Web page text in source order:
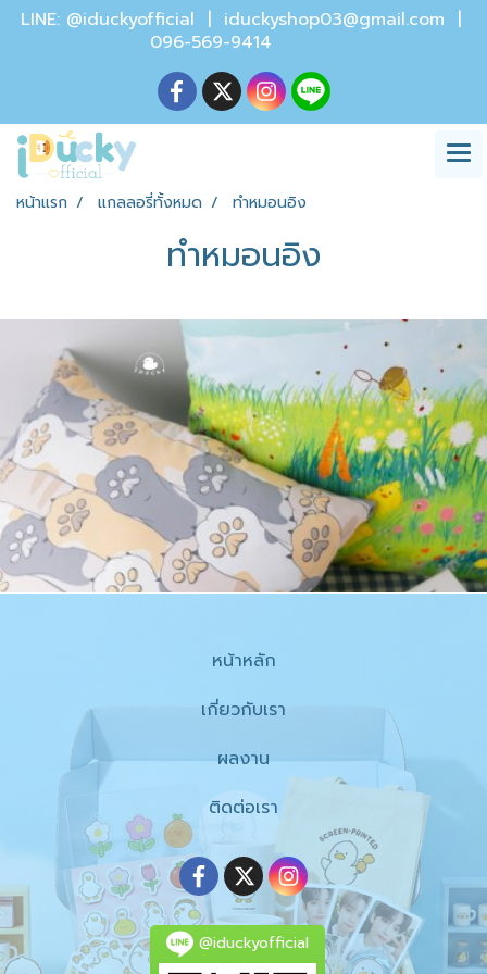
LINE: @iduckyofficial | iduckyshop03@gmail.com |
096-569-9414
หน้าแรก แกลลอรี่ทั้งหมด ทำหมอนอิง
ทำหมอนอิง
หน้าหลัก
เกี่ยวกับเรา
ผลงาน
ติดต่อเรา
@iduckyofficial